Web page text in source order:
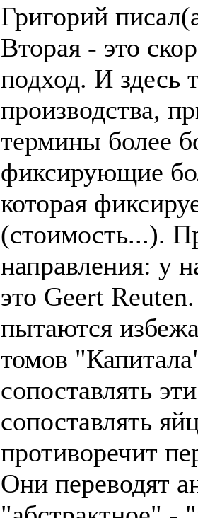
Григорий
Вторая - это
подход. И здесь
производства,
термины более
фиксирующие
которая
(стоимость...).
направления: у
это Geert
пытаются
томов
сопоставлять
сопоставлять
противоречит
Они переводят